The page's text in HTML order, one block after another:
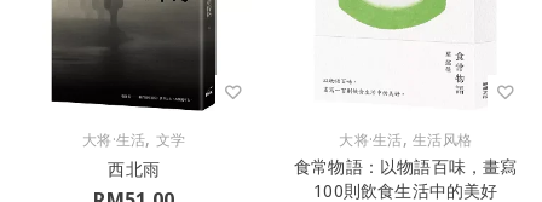
大将·生活, 文学
西北雨
大将·生活,生活风格
食常物語：以物語百味，畫寫
100則飲食生活中的美好